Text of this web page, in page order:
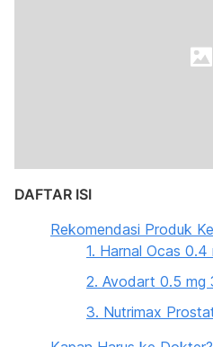
DAFTAR ISI
Rekomendasi Produk
1. Harnal Ocas
2. Avodart 0.5 mg
3. Nutrimax